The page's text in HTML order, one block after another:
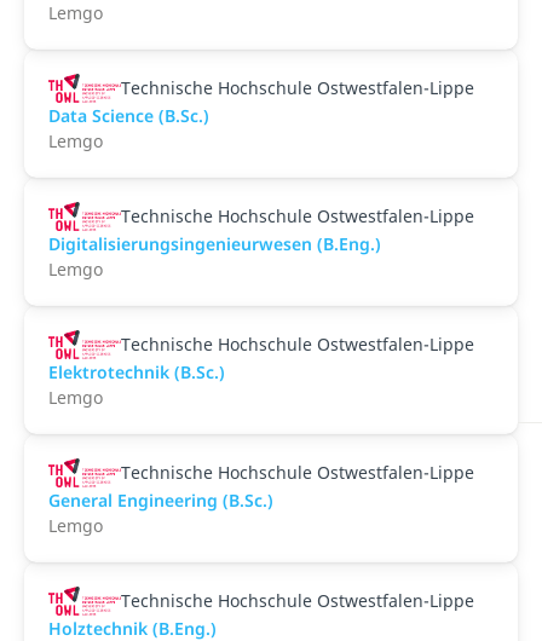
Lemgo
Technische Hochschule Ostwestfalen-Lippe
Data Science (B.Sc.)
Lemgo
Technische Hochschule Ostwestfalen-Lippe
Digitalisierungsingenieurwesen (B.Eng.)
Lemgo
Technische Hochschule Ostwestfalen-Lippe
Elektrotechnik (B.Sc.)
Lemgo
Technische Hochschule Ostwestfalen-Lippe
General Engineering (B.Sc.)
Lemgo
Technische Hochschule Ostwestfalen-Lippe
Holztechnik (B.Eng.)